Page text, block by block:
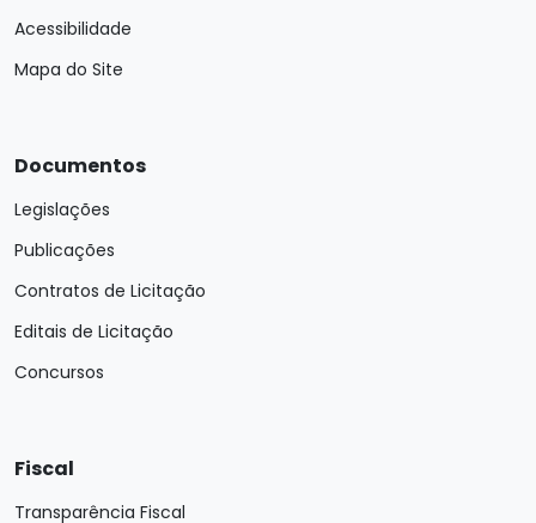
Acessibilidade
Mapa do Site
Documentos
Legislações
Publicações
Contratos de Licitação
Editais de Licitação
Concursos
Fiscal
Transparência Fiscal